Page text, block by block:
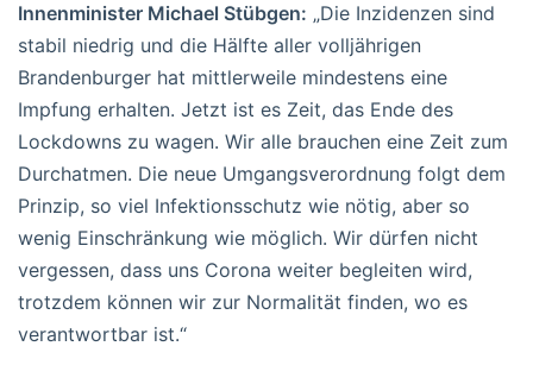
Innenminister Michael Stübgen: „Die Inzidenzen sind
stabil niedrig und die Hälfte aller volljährigen
Brandenburger hat mittlerweile mindestens eine
Impfung erhalten. Jetzt ist es Zeit, das Ende des
Lockdowns zu wagen. Wir alle brauchen eine Zeit zum
Durchatmen. Die neue Umgangsverordnung folgt dem
Prinzip, so viel Infektionsschutz wie nötig, aber so
wenig Einschränkung wie möglich. Wir dürfen nicht
vergessen, dass uns Corona weiter begleiten wird,
trotzdem können wir zur Normalität finden, wo es
verantwortbar ist.“